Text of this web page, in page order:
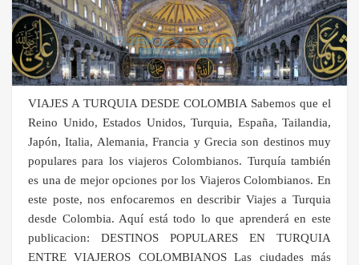
VIAJES A TURQUIA DESDE COLOMBIA Sabemos que el
Reino Unido, Estados Unidos, Turquia, España, Tailandia,
Japón, Italia, Alemania, Francia y Grecia son destinos muy
populares para los viajeros Colombianos. Turquía también
es una de mejor opciones por los Viajeros Colombianos. En
este poste, nos enfocaremos en describir Viajes a Turquia
desde Colombia. Aquí está todo lo que aprenderá en este
publicacion: DESTINOS POPULARES EN TURQUIA
ENTRE VIAJEROS COLOMBIANOS Las ciudades más